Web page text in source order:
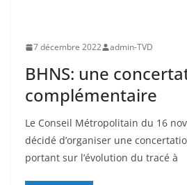
7 décembre 2022 admin-TVD
BHNS: une
complémentaire
Le Conseil Métropolitain du 16
décidé d’organiser une
portant sur l’évolution du tracé à